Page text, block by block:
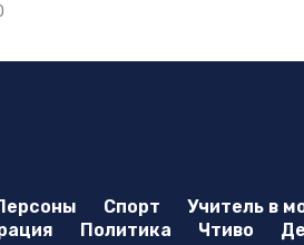
Спорт Учитель в
Политика Чтиво